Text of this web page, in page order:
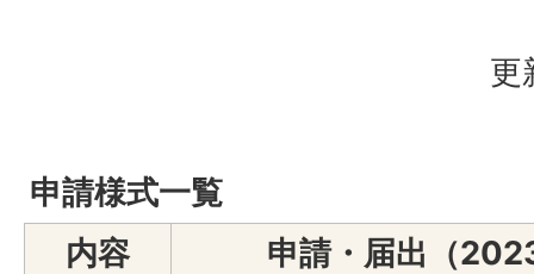
更
申請様式一覧
内容
申請・届出（